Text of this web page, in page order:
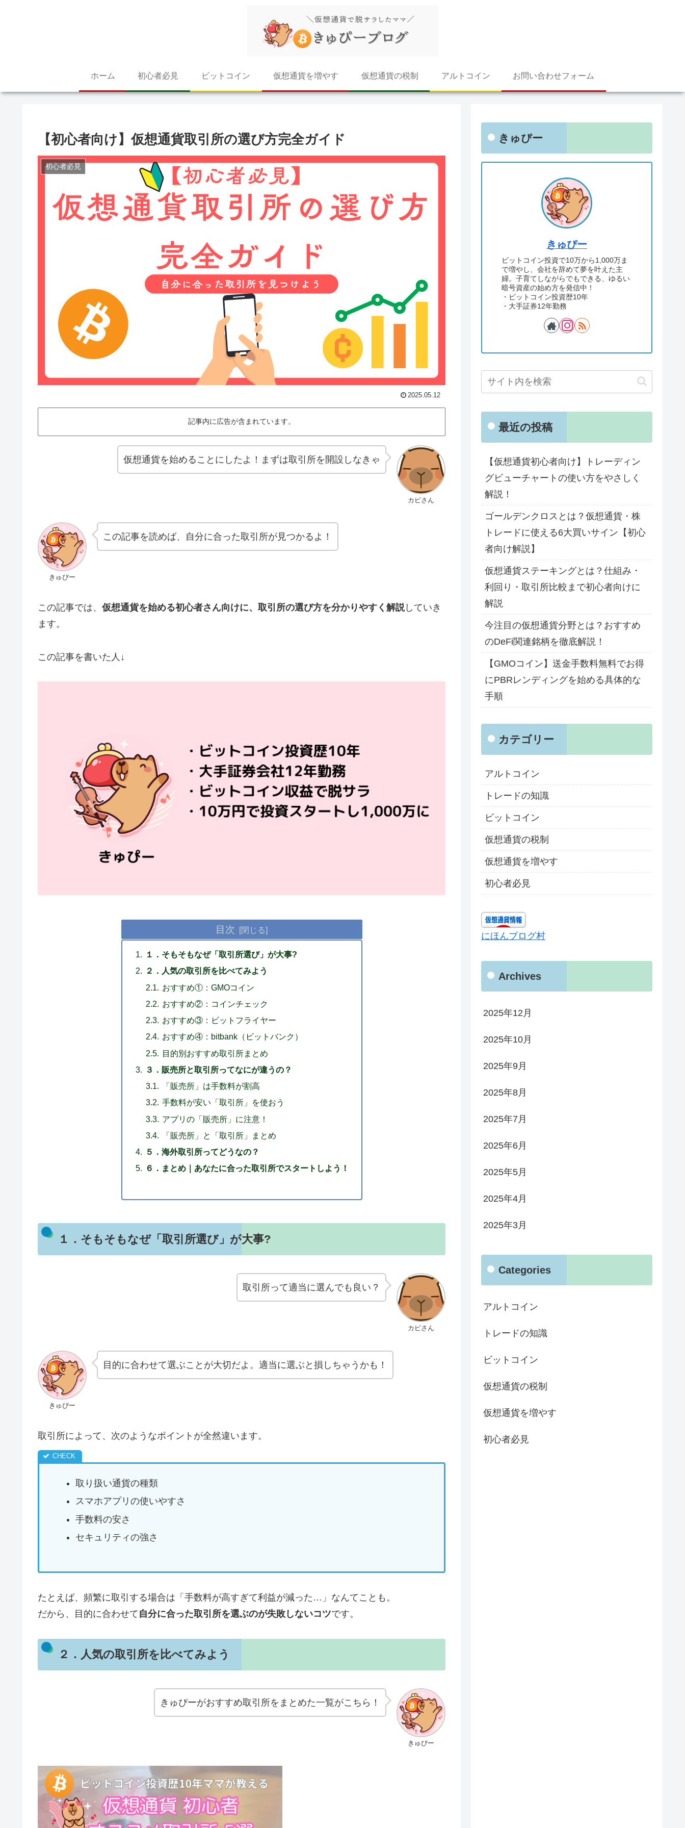
ホーム 初心者必見 ビットコイン 仮想通貨を増やす 仮想通貨の税制 アルトコイン お問い合わせフォーム
【初心者向け】仮想通貨取引所の選び方完全ガイド
初心者必見
2025.05.12
記事内に広告が含まれています。
カピさん
仮想通貨を始めることにしたよ！まずは取引所を開設しなきゃ
きゅぴー
この記事を読めば、自分に合った取引所が見つかるよ！
この記事では、 仮想通貨を始める初心者さん向けに、取引所の選び方を分かりやすく解説していき
ます。
この記事を書いた人↓
目次
１．そもそもなぜ「取引所選び」が大事?
２．人気の取引所を比べてみよう
おすすめ①：GMOコイン
おすすめ②：コインチェック
おすすめ③：ビットフライヤー
おすすめ④：bitbank（ビットバンク）
目的別おすすめ取引所まとめ
３．販売所と取引所ってなにが違うの？
「販売所」は手数料が割高
手数料が安い「取引所」を使おう
アプリの「販売所」に注意！
「販売所」と「取引所」まとめ
５．海外取引所ってどうなの？
６．まとめ｜あなたに合った取引所でスタートしよう！
１．そもそもなぜ「取引所選び」が大事?
カピさん
取引所って適当に選んでも良い？
きゅぴー
目的に合わせて選ぶことが大切だよ。適当に選ぶと損しちゃうかも！
取引所によって、次のようなポイントが全然違います。
取り扱い通貨の種類
スマホアプリの使いやすさ
手数料の安さ
セキュリティの強さ
たとえば、頻繁に取引する場合は「手数料が高すぎて利益が減った…」なんてことも。
だから、目的に合わせて 自分に合った取引所を選ぶのが失敗しないコツです。
２．人気の取引所を比べてみよう
きゅぴー
きゅぴーがおすすめ取引所をまとめた一覧がこちら！
きゅぴー
きゅぴー
ビットコイン投資で10万から1,000万ま
で増やし、会社を辞めて夢を叶えた主
婦。子育てしながらでもできる、ゆるい
暗号資産の始め方を発信中！
・ビットコイン投資歴10年
・大手証券12年勤務
最近の投稿
【仮想通貨初心者向け】トレーディン
グビューチャートの使い方をやさしく
解説！
ゴールデンクロスとは？仮想通貨・株
トレードに使える6大買いサイン【初心
者向け解説】
仮想通貨ステーキングとは？仕組み・
利回り・取引所比較まで初心者向けに
解説
今注目の仮想通貨分野とは？おすすめ
のDeFi関連銘柄を徹底解説！
【GMOコイン】送金手数料無料でお得
にPBRレンディングを始める具体的な
手順
カテゴリー
アルトコイン
トレードの知識
ビットコイン
仮想通貨の税制
仮想通貨を増やす
初心者必見
にほんブログ村
Archives
2025年12月
2025年10月
2025年9月
2025年8月
2025年7月
2025年6月
2025年5月
2025年4月
2025年3月
Categories
アルトコイン
トレードの知識
ビットコイン
仮想通貨の税制
仮想通貨を増やす
初心者必見